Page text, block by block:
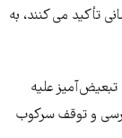
تأکید می کنند، به
تبعیض‌آمیز علیه
و توقف سرکوب